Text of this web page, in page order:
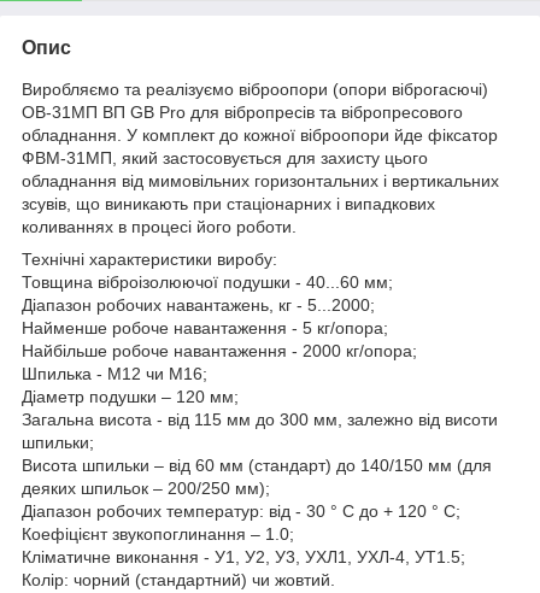
Опис
Виробляємо та реалізуємо віброопори (опори віброгасючі)
ОВ-31МП ВП GB Pro для вібропресів та вібропресового
обладнання. У комплект до кожної віброопори йде фіксатор
ФВМ-31МП, який застосовується для захисту цього
обладнання від мимовільних горизонтальних і вертикальних
зсувів, що виникають при стаціонарних і випадкових
коливаннях в процесі його роботи.
Технічні характеристики виробу:
Товщина віброізолюючої подушки - 40...60 мм;
Діапазон робочих навантажень, кг - 5...2000;
Найменше робоче навантаження - 5 кг/опора;
Найбільше робоче навантаження - 2000 кг/опора;
Шпилька - М12 чи М16;
Діаметр подушки – 120 мм;
Загальна висота - від 115 мм до 300 мм, залежно від висоти
шпильки;
Висота шпильки – від 60 мм (стандарт) до 140/150 мм (для
деяких шпильок – 200/250 мм);
Діапазон робочих температур: від - 30 ° С до + 120 ° С;
Коефіцієнт звукопоглинання – 1.0;
Кліматичне виконання - У1, У2, У3, УХЛ1, УХЛ-4, УТ1.5;
Колір: чорний (стандартний) чи жовтий.